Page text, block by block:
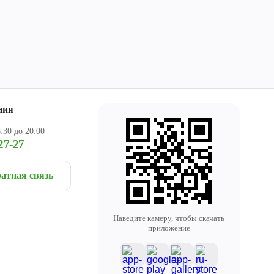
до 20:00
27
связь
Наведите камеру, чтобы скачать
приложение